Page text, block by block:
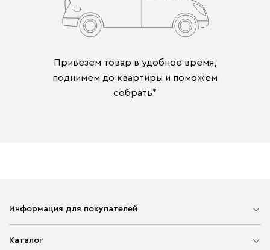
Привезем товар в удобное время,
поднимем до квартиры и поможем
собрать*
Информация для покупателей
Каталог